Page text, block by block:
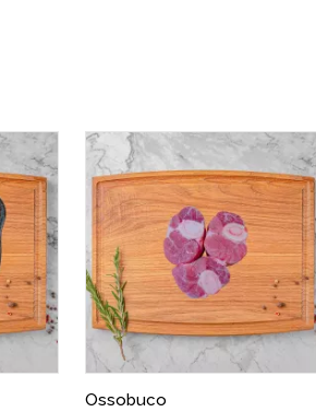
Côte à l'os
16,20 €
Voir le produit
Ossobuco